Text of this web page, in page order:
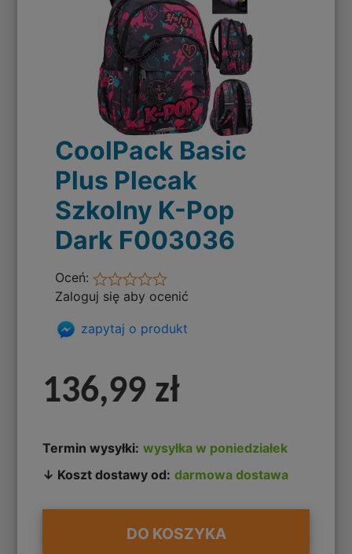
CoolPack Basic
Plus Plecak
Szkolny K-Pop
Dark F003036
Oceń:
Zaloguj się aby ocenić
zapytaj o produkt
136,99 zł
Termin wysyłki: wysyłka w poniedziałek
↓ Koszt dostawy od: darmowa dostawa
DO KOSZYKA